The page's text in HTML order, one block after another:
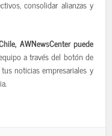
consolidar alianzas y
AWNewsCenter puede
a través del botón de
noticias empresariales y